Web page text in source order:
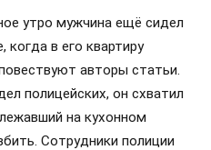
утро мужчина ещё сидел
когда в его квартиру
авторы статьи.
полицейских, он схватил
на кухонном
Сотрудники полиции